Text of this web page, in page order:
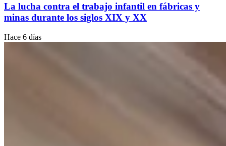
La lucha contra el trabajo infantil en fábricas y
minas durante los siglos XIX y XX
Hace 6 días